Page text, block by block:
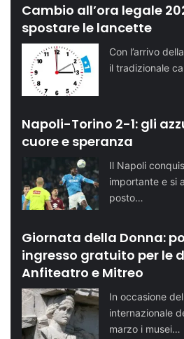
Cambio all’ora legale
spostare le lancette
Con l’arrivo
il tradizionale
Napoli-Torino 2-1: gli
cuore e speranza
Il Napoli
importante e si
posto…
Giornata della Donna:
ingresso gratuito per le
Anfiteatro e Mitreo
In occasione
internazionale
marzo i musei…